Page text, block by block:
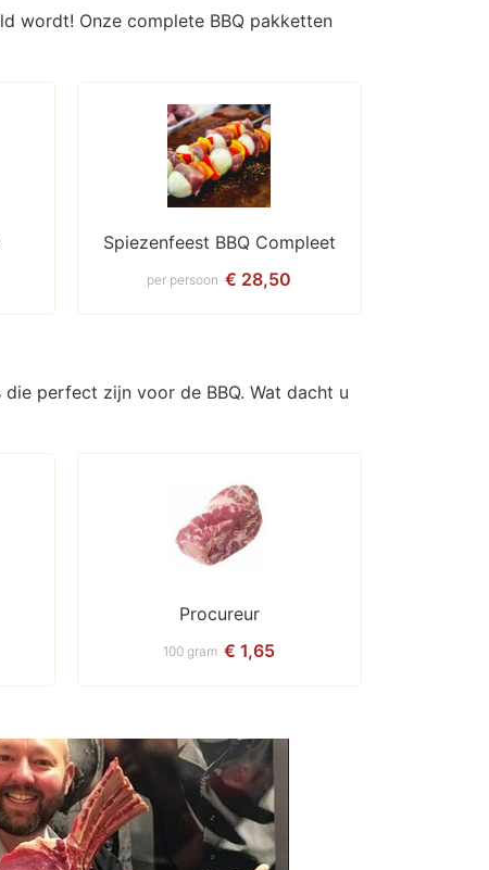
wordt! Onze complete BBQ pakketten
Spiezenfeest BBQ Compleet
€ 28,50
per persoon
perfect zijn voor de BBQ. Wat dacht u
Procureur
€ 1,65
100 gram